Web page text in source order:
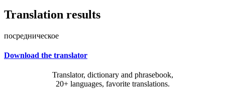
Translation results
посредническое
Download the translator
Translator, dictionary and phrasebook,
20+ languages, favorite translations.